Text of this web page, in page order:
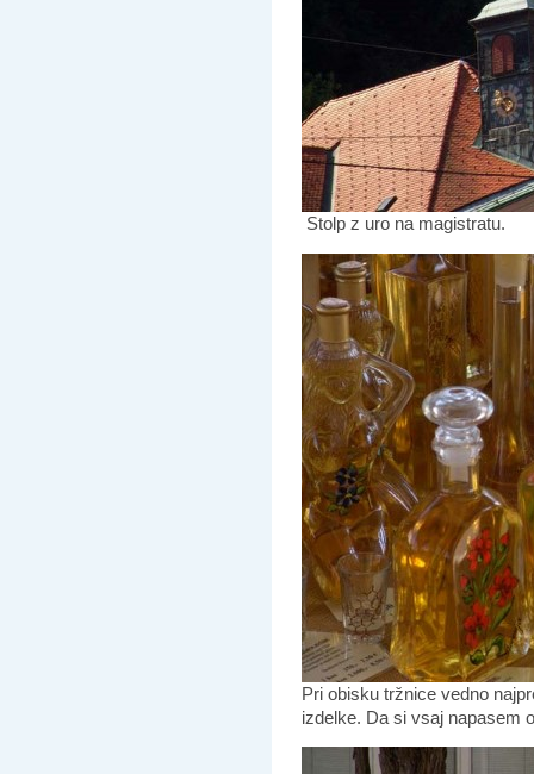
Stolp z uro na magistratu.
Pri obisku tržnice vedno
izdelke. Da si vsaj napasem